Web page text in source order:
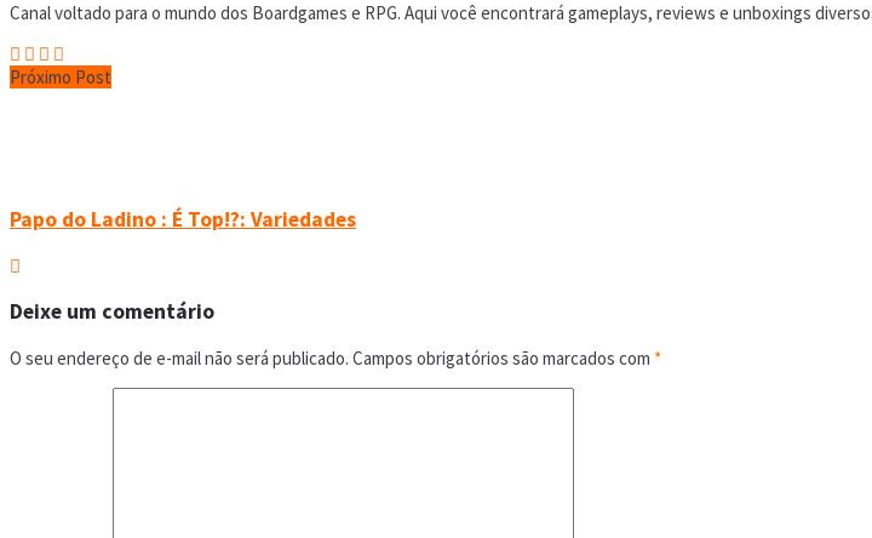
Canal voltado para o mundo dos Boardgames e RPG. Aqui você encontrará gameplays, reviews e unboxings
Próximo Post
Papo do Ladino : É Top!?: Variedades
Deixe um comentário
O seu endereço de e-mail não será publicado. Campos obrigatórios são marcados com *